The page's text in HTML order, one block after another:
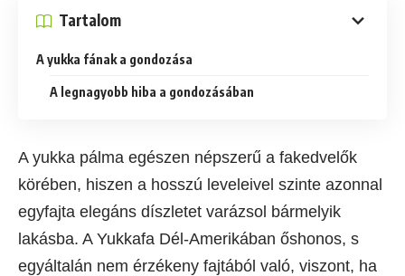
Tartalom
A yukka fának a gondozása
A legnagyobb hiba a gondozásában
A yukka pálma egészen népszerű a fakedvelők
körében, hiszen a hosszú leveleivel szinte azonnal
egyfajta elegáns díszletet varázsol bármelyik
lakásba. A Yukkafa Dél-Amerikában őshonos, s
egyáltalán nem érzékeny fajtából való, viszont, ha